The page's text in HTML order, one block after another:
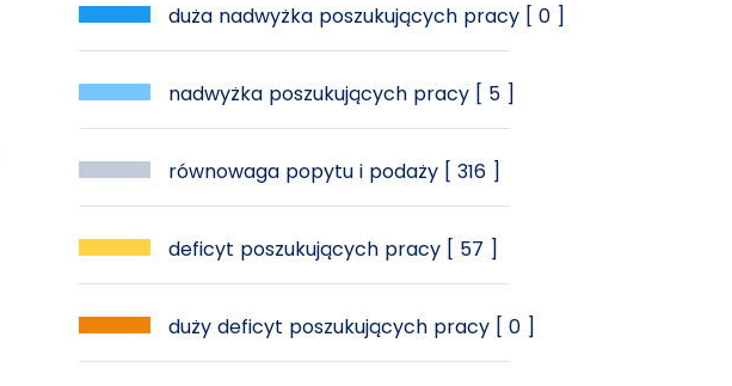
duża nadwyżka poszukujących pracy [ 0 ]
nadwyżka poszukujących pracy [ 5 ]
równowaga popytu i podaży [ 316 ]
deficyt poszukujących pracy [ 57 ]
duży deficyt poszukujących pracy [ 0 ]